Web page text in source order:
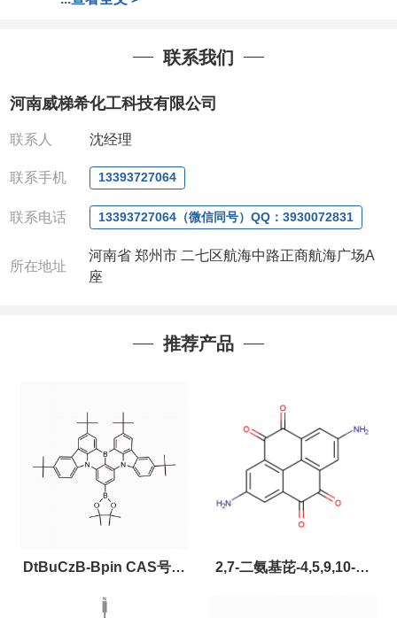
我司对高校及科研单位先发货和
作中有用到的试剂,欢迎前来询购
电话:0371-63377391/13393727064
QQ:3930072831
:13393727064
联系人: 沈晓东(欢迎致电
联系我们
河南威梯希化工科技有限公司
联系人 沈经理
联系手机 13393727064
联系电话 13393727064（微信同号）QQ：3930072831
所在地址
河南省 郑州市 二七区航海中路正商航海广场A
座
推荐产品
DtBuCzB-Bpin CAS号：
2643331-97-7
2,7-二氨基芘-4,5,9,10-四